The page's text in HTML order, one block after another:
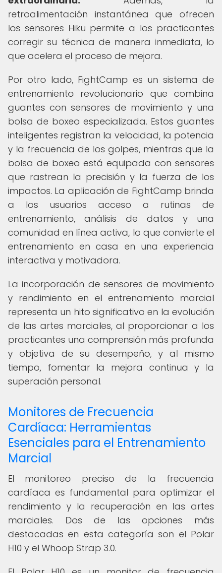
retroalimentación instantánea que ofrecen
los sensores Hiku permite a los practicantes
corregir su técnica de manera inmediata, lo
que acelera el proceso de mejora.
Por otro lado, FightCamp es un sistema de
entrenamiento revolucionario que combina
guantes con sensores de movimiento y una
bolsa de boxeo especializada. Estos guantes
inteligentes registran la velocidad, la potencia
y la frecuencia de los golpes, mientras que la
bolsa de boxeo está equipada con sensores
que rastrean la precisión y la fuerza de los
impactos. La aplicación de FightCamp brinda
a los usuarios acceso a rutinas de
entrenamiento, análisis de datos y una
comunidad en línea activa, lo que convierte el
entrenamiento en casa en una experiencia
interactiva y motivadora.
La incorporación de sensores de movimiento
y rendimiento en el entrenamiento marcial
representa un hito significativo en la evolución
de las artes marciales, al proporcionar a los
practicantes una comprensión más profunda
y objetiva de su desempeño, y al mismo
tiempo, fomentar la mejora continua y la
superación personal.
Monitores de Frecuencia
Cardíaca: Herramientas
Esenciales para el Entrenamiento
Marcial
El monitoreo preciso de la frecuencia
cardíaca es fundamental para optimizar el
rendimiento y la recuperación en las artes
marciales. Dos de las opciones más
destacadas en esta categoría son el Polar
H10 y el Whoop Strap 3.0.